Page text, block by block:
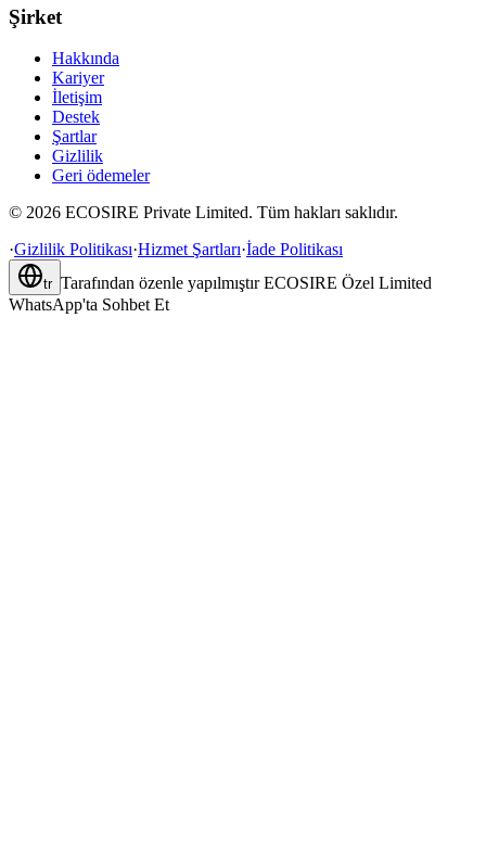
Şirket
Hakkında
Kariyer
İletişim
Destek
Şartlar
Gizlilik
Geri ödemeler
© 2026 ECOSIRE Private Limited. Tüm hakları saklıdır.
·Gizlilik Politikası·Hizmet Şartları·İade Politikası
tr Tarafından özenle yapılmıştır ECOSIRE Özel Limited
WhatsApp'ta Sohbet Et